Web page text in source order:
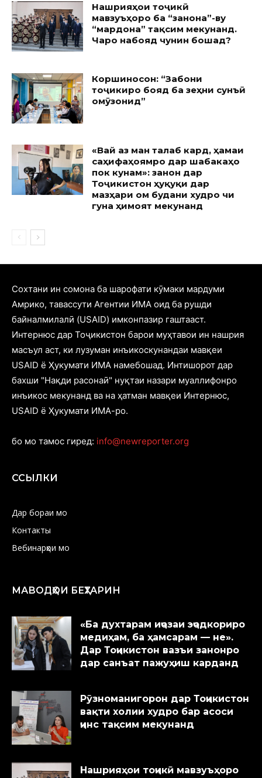
Нашрияҳои тоҷикӣ
мавзуъҳоро ба “занона”-ву
“мардона” тақсим мекунанд.
Чаро набояд чунин бошад?
Коршиносон: “Забони
тоҷикиро бояд ба зеҳни сунъӣ
омӯзонид”
«Вай аз ман талаб кард, ҳамаи
саҳифаҳоямро дар шабакаҳо
пок кунам»: занон дар
Тоҷикистон ҳуқуқи дар
мазҳари ом будани худро чи
гуна ҳимоят мекунанд
Cохтани ин сомона ба шарофати кӯмаки мардуми
Амрико, тавассути Агентии ИМА оид ба рушди
байналмилалӣ (USAID) имконпазир гаштааст.
Интернюс дар Тоҷикистон барои муҳтавои ин нашрия
масъул аст, ки лузуман инъикоскунандаи мавқеи
USAID ё Ҳукумати ИМА намебошад. Интишорот дар
бахши "Нақди расонаӣ" нуқтаи назари муаллифонро
инъикос мекунанд ва на ҳатман мавқеи Интернюс,
USAID ё Ҳукумати ИМА-ро.
бо мо тамос гиред: info@newreporter.org
ССЫЛКИ
Дар бораи мо
Контакты
Вебинарҳои мо
МАВОДҲОИ БЕҲТАРИН
«Ба духтарам иҷозаи эҷодкориро
медиҳам, ба ҳамсарам — не».
Дар Тоҷикистон вазъи занонро
дар санъат пажуҳиш карданд
Рӯзноманигорон дар Тоҷикистон
вақти холии худро бар асоси
ҷинс тақсим мекунанд
Нашрияҳои тоҷикӣ мавзуъҳоро